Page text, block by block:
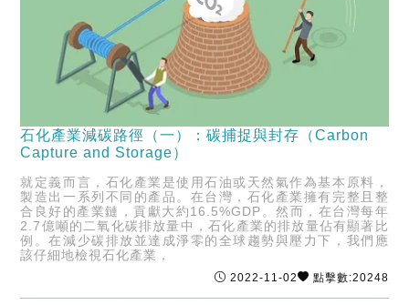
石化產業減碳路徑（一）：碳捕捉與封存（Carbon
Capture and Storage）
就定義而言，石化產業是使用石油或天然氣作為基本原料，
製造出一系列不同的產品。在台灣，石化產業擁有完整且整
合良好的產業鏈，貢獻大約16.5%GDP。然而，在台灣每年
2.7億噸的二氧化碳排放量中，石化產業的排放量佔有顯著比
例。在減少碳排放並達成淨零的全球趨勢與壓力下，我們應
該仔細地檢視石化產業，
2022-11-02 點擊數:20248